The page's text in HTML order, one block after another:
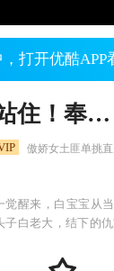
打开优酷APP
站住！奉旨打劫
傲娇女土匪单挑
觉醒来，白宝宝从
子白老大，结下的
做强的兄弟们，白